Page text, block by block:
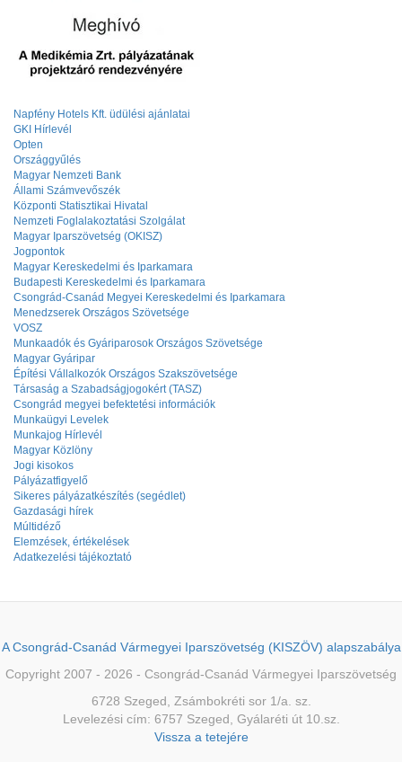
Napfény Hotels Kft. üdülési ajánlatai
GKI Hírlevél
Opten
Országgyűlés
Magyar Nemzeti Bank
Állami Számvevőszék
Központi Statisztikai Hivatal
Nemzeti Foglalakoztatási Szolgálat
Magyar Iparszövetség (OKISZ)
Jogpontok
Magyar Kereskedelmi és Iparkamara
Budapesti Kereskedelmi és Iparkamara
Csongrád-Csanád Megyei Kereskedelmi és Iparkamara
Menedzserek Országos Szövetsége
VOSZ
Munkaadók és Gyáriparosok Országos Szövetsége
Magyar Gyáripar
Építési Vállalkozók Országos Szakszövetsége
Társaság a Szabadságjogokért (TASZ)
Csongrád megyei befektetési információk
Munkaügyi Levelek
Munkajog Hírlevél
Magyar Közlöny
Jogi kisokos
Pályázatfigyelő
Sikeres pályázatkészítés (segédlet)
Gazdasági hírek
Múltidéző
Elemzések, értékelések
Adatkezelési tájékoztató
A Csongrád-Csanád Vármegyei Iparszövetség (KISZÖV) alapszabálya
Copyright 2007 - 2026 - Csongrád-Csanád Vármegyei Iparszövetség
6728 Szeged, Zsámbokréti sor 1/a. sz.
Levelezési cím: 6757 Szeged, Gyálaréti út 10.sz.
Vissza a tetejére